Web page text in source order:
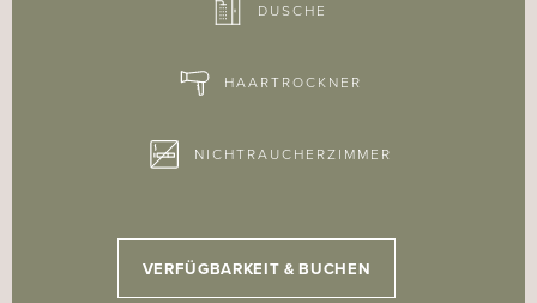
DUSCHE
HAARTROCKNER
NICHTRAUCHERZIMMER
VERFÜGBARKEIT & BUCHEN